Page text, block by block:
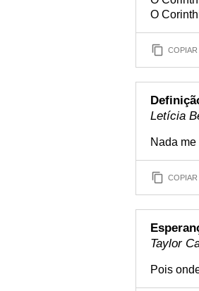
O
COPIAR
Letícia
Nada
COPIAR
Taylor
Pois